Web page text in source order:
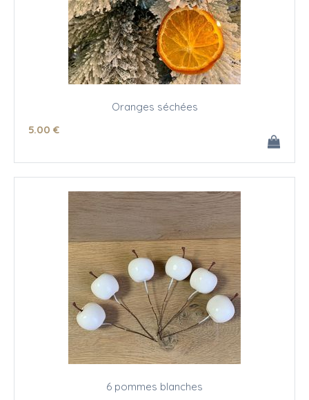
Oranges séchées
5.00 €
6 pommes blanches